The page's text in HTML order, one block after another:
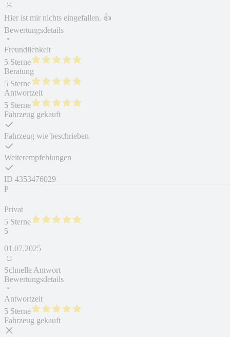
Hier ist mir nichts eingefallen. 👍
Bewertungsdetails
Freundlichkeit
5 Sterne
Beratung
5 Sterne
Antwortzeit
5 Sterne
Fahrzeug gekauft
Fahrzeug wie beschrieben
Weiterempfehlungen
ID 4353476029
P
Privat
5 Sterne
5
01.07.2025
Schnelle Antwort
Bewertungsdetails
Antwortzeit
5 Sterne
Fahrzeug gekauft